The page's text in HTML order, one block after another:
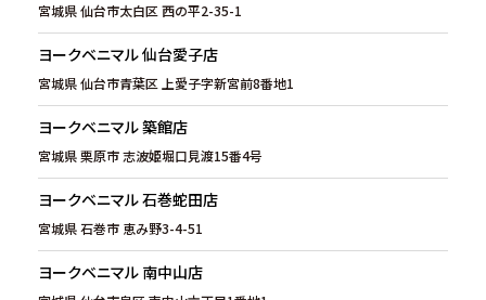
宮城県 仙台市太白区 西の平2-35-1
ヨークベニマル 仙台愛子店
宮城県 仙台市青葉区 上愛子字新宮前8番地1
ヨークベニマル 築館店
宮城県 栗原市 志波姫堀口見渡15番4号
ヨークベニマル 石巻蛇田店
宮城県 石巻市 恵み野3-4-51
ヨークベニマル 南中山店